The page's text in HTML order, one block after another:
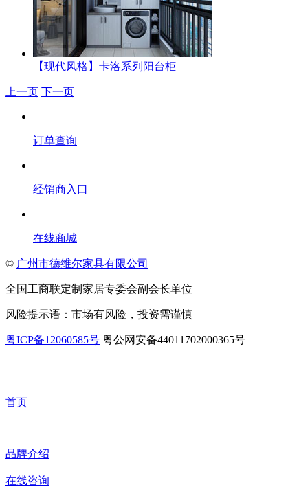
【现代风格】卡洛系列阳台柜
上一页 下一页
订单查询
经销商入口
在线商城
© 广州市德维尔家具有限公司
全国工商联定制家居专委会副会长单位
风险提示语：市场有风险，投资需谨慎
粤ICP备12060585号 粤公网安备44011702000365号
首页
品牌介绍
在线咨询